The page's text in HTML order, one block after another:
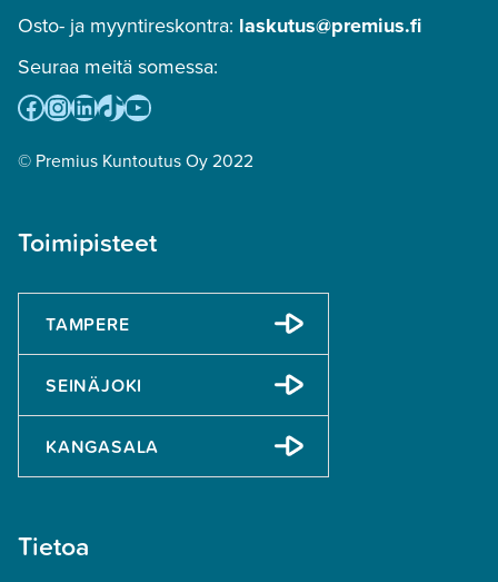
Osto- ja myyntireskontra: laskutus@premius.fi
Seuraa meitä somessa:
Facebook
Instagram
LinkedIn
TikTok
YouTube
© Premius Kuntoutus Oy 2022
Toimipisteet
TAMPERE
SEINÄJOKI
KANGASALA
Tietoa